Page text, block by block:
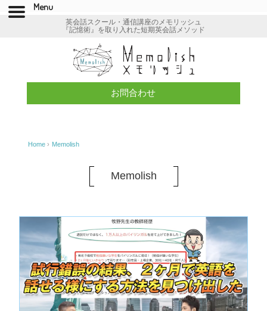
英会話スクール・通信講座のメモリッシュ
『記憶術』を取り入れた短期英会話メソッド
お問合わせ
Home › Memolish
Memolish
Menu